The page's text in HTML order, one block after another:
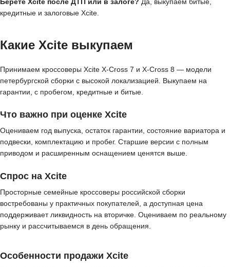
кредитные и залоговые Xcite.
Какие Xcite выкупаем
Принимаем кроссоверы Xcite X-Cross 7 и X-Cross 8 — модели
петербургской сборки с высокой локализацией. Выкупаем на
гарантии, с пробегом, кредитные и битые.
Что важно при оценке Xcite
Оцениваем год выпуска, остаток гарантии, состояние вариатора и
подвески, комплектацию и пробег. Старшие версии с полным
приводом и расширенным оснащением ценятся выше.
Спрос на Xcite
Просторные семейные кроссоверы российской сборки
востребованы у практичных покупателей, а доступная цена
поддерживает ликвидность на вторичке. Оцениваем по реальному
рынку и рассчитываемся в день обращения.
Особенности продажи Xcite